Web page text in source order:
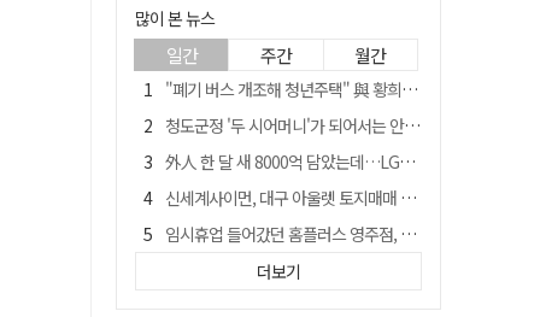
많이 본 뉴스
일간 주간 월간
"폐기 버스 개조해 청년주택" 與 황희…'딸 학비는 年 4200만원'
청도군정 '두 시어머니'가 되어서는 안된다
外人 한 달 새 8000억 담았는데…LG이노텍 목표주가는 왜 엇갈릴까
신세계사이먼, 대구 아울렛 토지매매 계약 체결… 사업 본궤도
임시휴업 들어갔던 홈플러스 영주점, 7일 영업 재개…지하 1층만 운영
이의준 전 경북도 새마을봉사과장, 제28대 울릉군 부군수 취임
더보기